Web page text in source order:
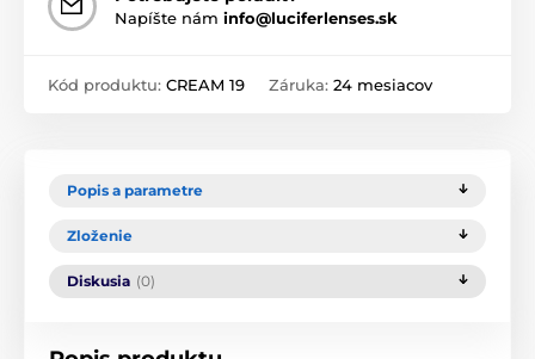
Napíšte nám info@luciferlenses.sk
Kód produktu: CREAM 19 Záruka: 24 mesiacov
Popis a parametre
Zloženie
Diskusia (0)